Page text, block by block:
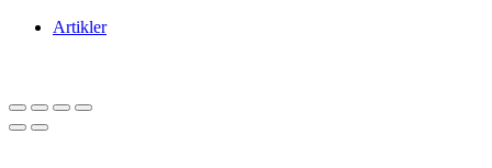
Artikler